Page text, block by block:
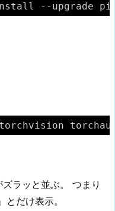
--upgrade
ラッと並ぶ。 つまり
とだけ表示。